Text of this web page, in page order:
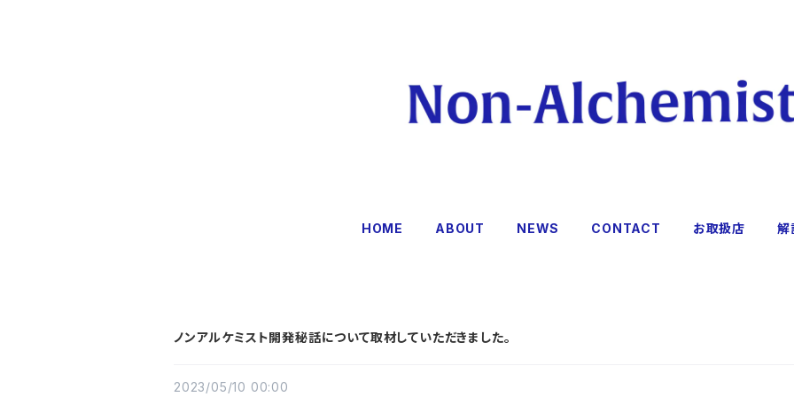
HOME ABOUT NEWS CONTACT お取扱店 解
ノンアルケミスト開発秘話について取材していただきました。
2023/05/10 00:00